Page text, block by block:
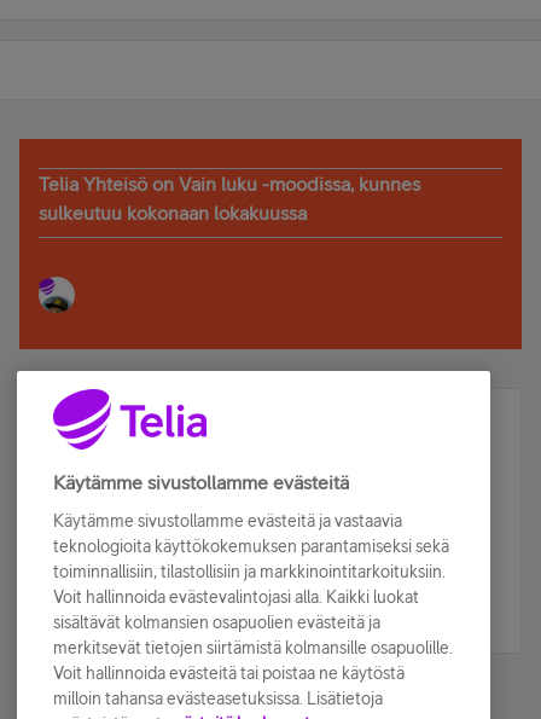
Telia Yhteisö on Vain luku -moodissa, kunnes
sulkeutuu kokonaan lokakuussa
Älä jää paitsi – osallistu ja voita!
Tilaa Telian uutiskirje ja olet mukana arvonnassa.
sähköpostiisi.
Tilaa nyt
Käytämme sivustollamme evästeitä
Käytämme sivustollamme evästeitä ja vastaavia
teknologioita käyttökokemuksen parantamiseksi sekä
toiminnallisiin, tilastollisiin ja markkinointitarkoituksiin.
Voit hallinnoida evästevalintojasi alla. Kaikki luokat
sisältävät kolmansien osapuolien evästeitä ja
merkitsevät tietojen siirtämistä kolmansille osapuolille.
Voit hallinnoida evästeitä tai poistaa ne käytöstä
milloin tahansa evästeasetuksissa. Lisätietoja